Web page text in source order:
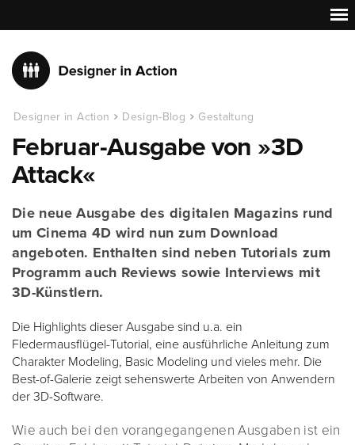
Designer in Action Design-Blog Gestaltung
Februar-Ausgabe von »3D
Attack«
Die neue Ausgabe des digitalen Magazins rund
um Cinema 4D wird nun zum Download
angeboten. Enthalten sind neben Tutorials zum
Programm auch Reviews sowie Interviews mit
3D-Künstlern.
Die Highlights dieser Ausgabe sind u.a. ein
Fledermausflügel-Tutorial, eine ausführliche Anleitung zum
Charakter Modeling, Basic Modeling und vieles mehr. Die
Best-of-Galerie zeigt sehenswerte Arbeiten von Anwendern
der 3D-Software.
Wie auch bei den vorangegangenen Ausgaben ist ein